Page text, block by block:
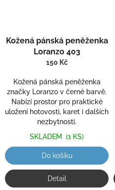
Kožená pánská peněženka
Loranzo 403
150 Kč
Kožená pánská peněženka
značky Loranzo v černé barvě.
Nabízí prostor pro praktické
uložení hotovosti, karet i dalších
nezbytností.
SKLADEM (1 KS)
Do košíku
Detail